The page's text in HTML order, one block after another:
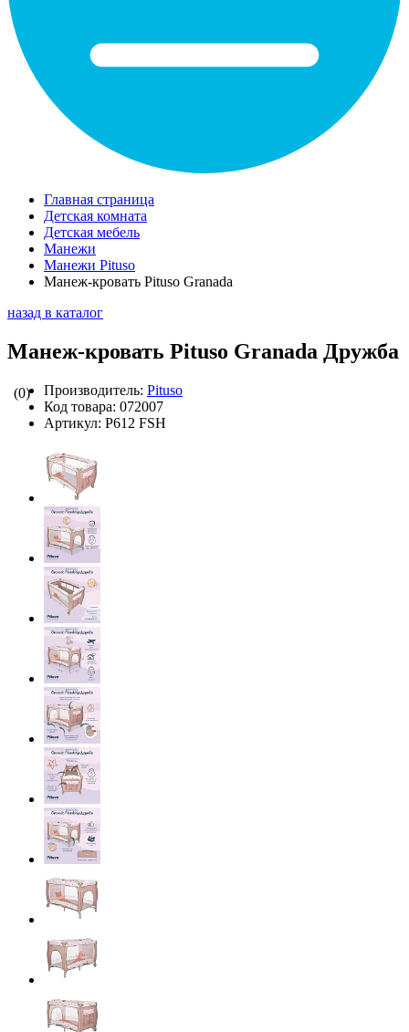
Главная страница
Детская комната
Детская мебель
Манежи
Манежи Pituso
Манеж-кровать Pituso Granada
назад в каталог
Манеж-кровать Pituso Granada Дружба
(0) Производитель: Pituso
Код товара: 072007
Артикул: P612 FSH